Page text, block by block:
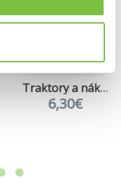
Traktory a nákladiaky
6,30€